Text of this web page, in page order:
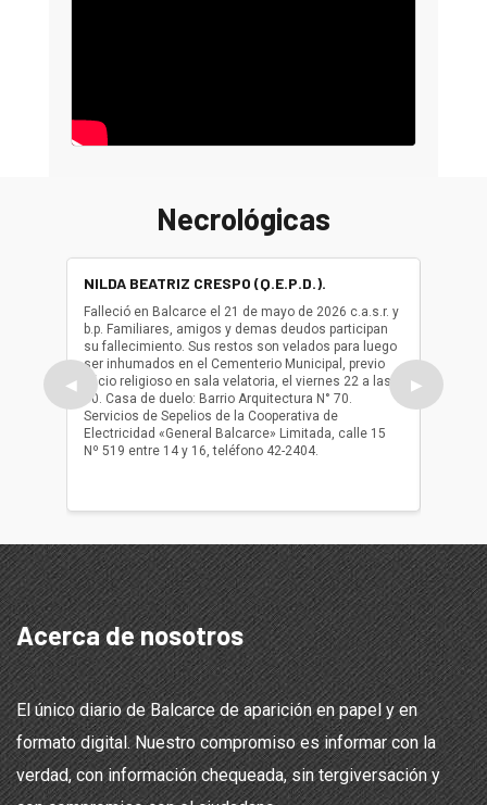
Necrológicas
◀
NILDA BEATRIZ CRESPO (Q.E.P.D.).
Falleció en Balcarce el 21 de mayo de 2026 c.a.s.r. y
b.p. Familiares, amigos y demas deudos participan
su fallecimiento. Sus restos son velados para luego
ser inhumados en el Cementerio Municipal, previo
oficio religioso en sala velatoria, el viernes 22 a las
10. Casa de duelo: Barrio Arquitectura N° 70.
Servicios de Sepelios de la Cooperativa de
Electricidad «General Balcarce» Limitada, calle 15
Nº 519 entre 14 y 16, teléfono 42-2404.
ser
oficio
▶
Acerca de nosotros
El único diario de Balcarce de aparición en papel y en
formato digital. Nuestro compromiso es informar con la
verdad, con información chequeada, sin tergiversación y